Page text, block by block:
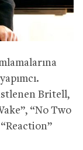
Britell,
“No Two
“Reaction”